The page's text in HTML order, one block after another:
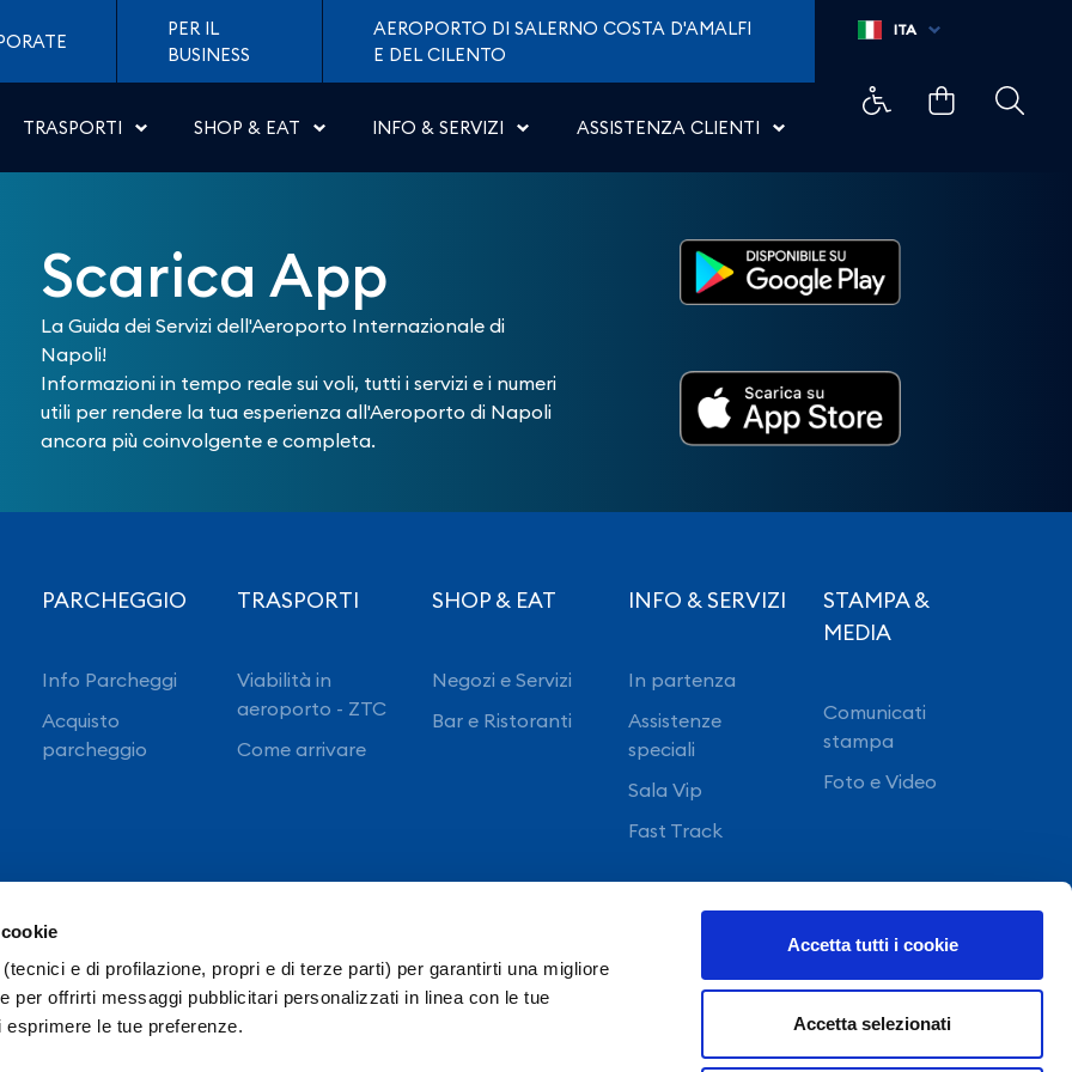
e di profilazione, propri e di terze parti) per garantirti una migliore
per offrirti messaggi pubblicitari personalizzati in linea con le tue
le tue preferenze.
Accetta tutti i cookie
Accetta selezionati
di Napoli
PER IL
BUSINESS
AEROPORTO DI SALERNO COSTA D'AMALFI
E DEL CILENTO
TRASPORTI SHOP & EAT INFO & SERVIZI ASSISTENZA CLIENTI
ITA
Scarica App
La Guida dei Servizi dell'Aeroporto Internazionale di
Napoli!
Informazioni in tempo reale sui voli, tutti i servizi e i numeri
utili per rendere la tua esperienza all'Aeroporto di Napoli
ancora più coinvolgente e completa.
PARCHEGGIO
Info Parcheggi
Acquisto
parcheggio
TRASPORTI
Viabilità in
aeroporto - ZTC
Come arrivare
SHOP & EAT
Negozi e Servizi
Bar e Ristoranti
INFO & SERVIZI
In partenza
Assistenze
speciali
Sala Vip
Fast Track
STAMPA &
MEDIA
Comunicati
stampa
Foto e Video